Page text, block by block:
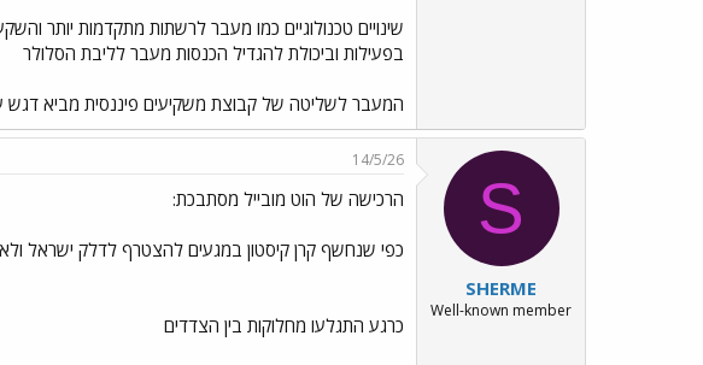
שינויים טכנולוגיים כמו מעבר לרשתות מתקדמות יותר
בפעילות וביכולת להגדיל הכנסות מעבר לליבת הסלולר
המעבר לשליטה של קבוצת משקיעים פיננסית מביא דגש
S
SHERME
Well-known member
14/5/26
הרכישה של הוט מובייל מסתבכת:
כפי שנחשף קרן קיסטון במגעים להצטרף לדלק ישראל ולאומי
כרגע התגלעו מחלוקות בין הצדדים